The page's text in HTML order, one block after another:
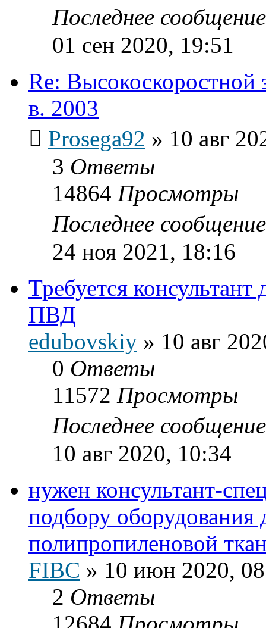
Последнее
01 сен 2020, 19:51
Re: Высокоскоростной
в. 2003
Prosega92 » 10 авг
3 Ответы
14864 Просмотры
Последнее
24 ноя 2021, 18:16
Требуется
ПВД
edubovskiy » 10 авг
0 Ответы
11572 Просмотры
Последнее
10 авг 2020, 10:34
нужен консультант-
подбору оборудования
полипропиленовой
FIBC » 10 июн 2020,
2 Ответы